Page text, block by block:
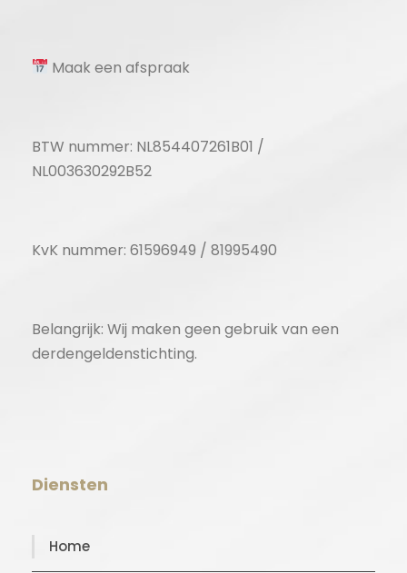
Maak een afspraak
BTW nummer: NL854407261B01 /
NL003630292B52
KvK nummer: 61596949 / 81995490
Belangrijk: Wij maken geen gebruik van een
derdengeldenstichting.
Diensten
Home